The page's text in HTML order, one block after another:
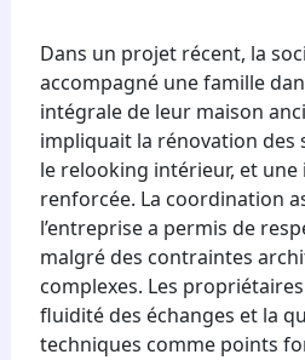
Dans un projet récent, la
accompagné une famille
intégrale de leur maison
impliquait la rénovation des
le relooking intérieur, et
renforcée. La coordination
l’entreprise a permis de
malgré des contraintes
complexes. Les
fluidité des échanges et la
techniques comme points